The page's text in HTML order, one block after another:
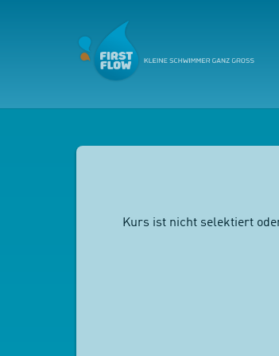
Kurs ist nicht selektiert